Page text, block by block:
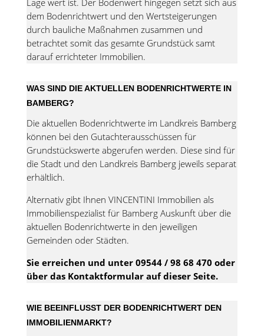
Lage wert ist. Der Bodenwert hingegen setzt sich aus
dem Bodenrichtwert und den Wertsteigerungen
durch bauliche Maßnahmen zusammen und
betrachtet somit das gesamte Grundstück samt
darauf errichteter Immobilien.
WAS SIND DIE AKTUELLEN BODENRICHTWERTE IN
BAMBERG?
Die aktuellen Bodenrichtwerte im Landkreis Bamberg
können bei den Gutachterausschüssen für
Grundstückswerte abgerufen werden. Diese sind für
die Stadt und den Landkreis Bamberg jeweils separat
erhältlich.
Alternativ gibt Ihnen VINCENTINI Immobilien als
Immobilienspezialist für Bamberg Auskunft über die
aktuellen Bodenrichtwerte in den jeweiligen
Gemeinden oder Städten.
Sie erreichen und unter 09544 / 98 68 470 oder
über das Kontaktformular auf dieser Seite.
WIE BEEINFLUSST DER BODENRICHTWERT DEN
IMMOBILIENMARKT?